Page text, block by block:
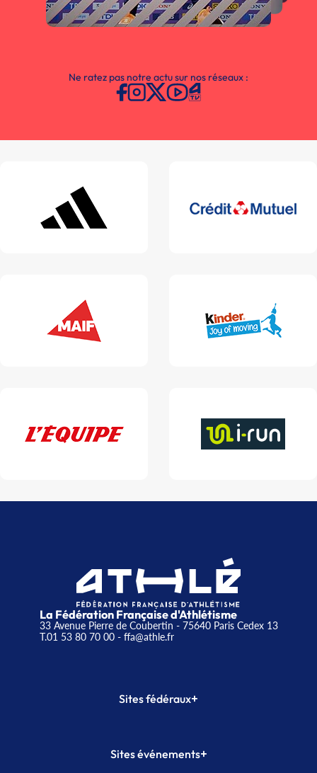
Ne ratez pas notre actu sur nos réseaux :
La Fédération Française d'Athlétisme
33 Avenue Pierre de Coubertin - 75640 Paris Cedex 13
T.01 53 80 70 00- ffa@athle.fr
Sites fédéraux+
Plateforme Formation
Sites événements+